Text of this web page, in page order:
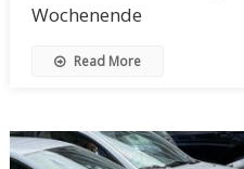
Wochenende
Read More